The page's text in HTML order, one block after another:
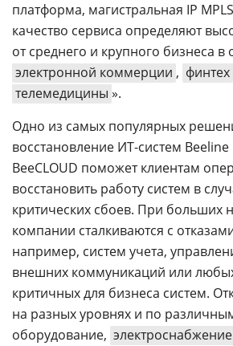
платформа, магистральная IP
качество сервиса определяют
от среднего и крупного бизнеса в
электронной коммерции , финтех
телемедицины ».
Одно из самых популярных
восстановление ИТ-систем
BeeCLOUD поможет клиентам
восстановить работу систем в
критических сбоев. При больших
компании сталкиваются с
например, систем учета,
внешних коммуникаций или
критичных для бизнеса систем.
на разных уровнях и по
оборудование, электроснабжение